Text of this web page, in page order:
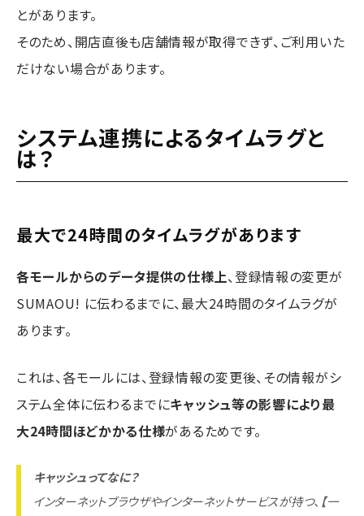
とがあります。
そのため、開店直後も店舗情報が取得できず、ご利用いた
だけない場合があります。
システム連携によるタイムラグと
は？
最大で24時間のタイムラグがあります
各モールからのデータ提供の仕様上、登録情報の変更が
SUMAOU! に伝わるまでに、最大24時間のタイムラグが
あります。
これは、各モールには、登録情報の変更後、その情報がシ
ステム全体に伝わるまでにキャッシュ等の影響により最
大24時間ほどかかる仕様があるためです。
キャッシュってなに？
インターネットブラウザやインターネットサービスが持つ、【一